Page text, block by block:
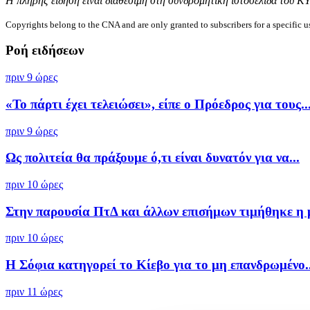
Copyrights belong to the CNA and are only granted to subscribers for a specific
Ροή ειδήσεων
πριν 9 ώρες
«Το πάρτι έχει τελειώσει», είπε ο Πρόεδρος για τους...
πριν 9 ώρες
Ως πολιτεία θα πράξουμε ό,τι είναι δυνατόν για να...
πριν 10 ώρες
Στην παρουσία ΠτΔ και άλλων επισήμων τιμήθηκε η
πριν 10 ώρες
Η Σόφια κατηγορεί το Κίεβο για το μη
πριν 11 ώρες